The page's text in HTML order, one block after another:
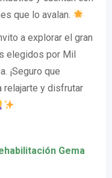
que lo avalan.
a explorar el gran
elegidos por Mil
¡Seguro que
relajarte y disfrutar
Gema